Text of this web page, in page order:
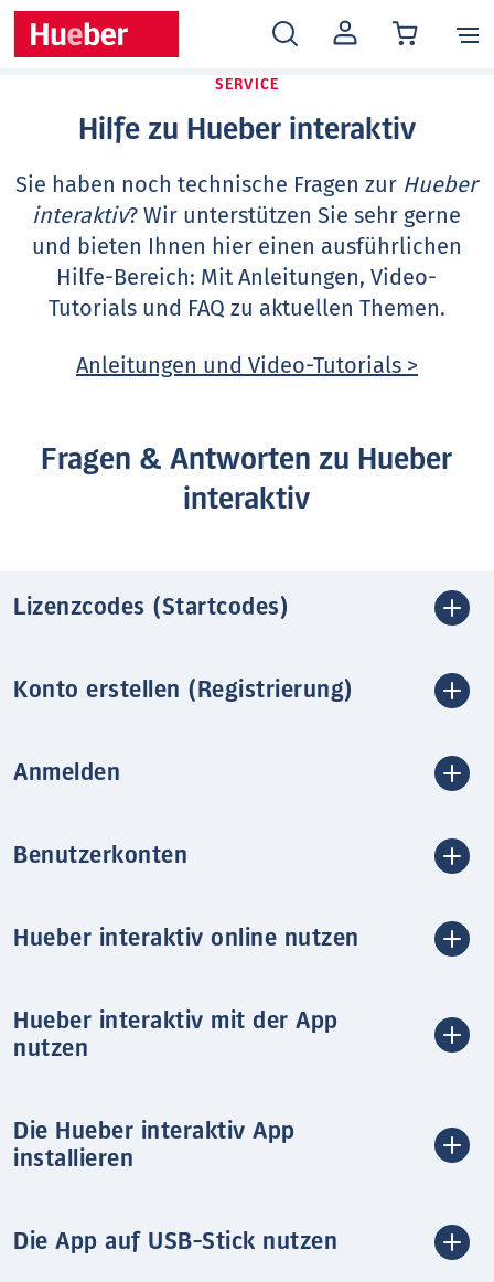
MEIN
KONTO
SERVICE
Hilfe zu Hueber interaktiv
Sie haben noch technische Fragen zur Hueber
interaktiv? Wir unterstützen Sie sehr gerne
und bieten Ihnen hier einen ausführlichen
Hilfe-Bereich: Mit Anleitungen, Video-
Tutorials und FAQ zu aktuellen Themen.
Anleitungen und Video-Tutorials >
Fragen & Antworten zu Hueber
interaktiv
Lizenzcodes (Startcodes)
Konto erstellen (Registrierung)
Anmelden
Benutzerkonten
Hueber interaktiv online nutzen
Hueber interaktiv mit der App
nutzen
Die Hueber interaktiv App
installieren
Die App auf USB-Stick nutzen